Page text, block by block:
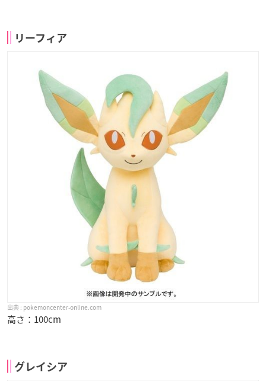
リーフィア
pokemoncenter-online.com
高さ：100cm
グレイシア